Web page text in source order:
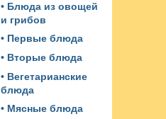
• Блюда из овощей
и грибов
• Первые блюда
• Вторые блюда
• Вегетарианские
блюда
• Мясные блюда